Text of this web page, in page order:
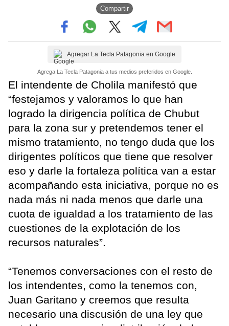
Compartir
Agregar La Tecla Patagonia en Google
Agrega La Tecla Patagonia a tus medios preferidos en Google.
El intendente de Cholila manifestó que
“festejamos y valoramos lo que han
logrado la dirigencia política de Chubut
para la zona sur y pretendemos tener el
mismo tratamiento, no tengo duda que los
dirigentes políticos que tiene que resolver
eso y darle la fortaleza política van a estar
acompañando esta iniciativa, porque no es
nada más ni nada menos que darle una
cuota de igualdad a los tratamiento de las
cuestiones de la explotación de los
recursos naturales”.
“Tenemos conversaciones con el resto de
los intendentes, como la tenemos con,
Juan Garitano y creemos que resulta
necesario una discusión de una ley que